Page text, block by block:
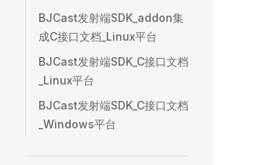
BJCast发射端SDK_addon集
成C接口文档_Linux平台
BJCast发射端SDK_C接口文档
_Linux平台
BJCast发射端SDK_C接口文档
_Windows平台